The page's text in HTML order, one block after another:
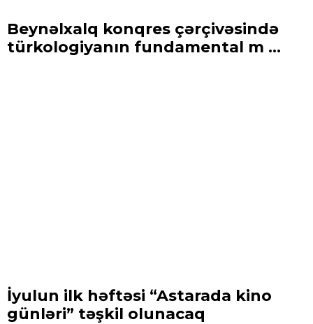
Beynəlxalq konqres çərçivəsində
türkologiyanın fundamental m ...
İyulun ilk həftəsi “Astarada kino
günləri” təşkil olunacaq